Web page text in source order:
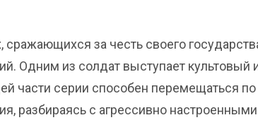
за честь своего
Одним из солдат выступает культовый
части серии способен перемещаться по
разбираясь с агрессивно